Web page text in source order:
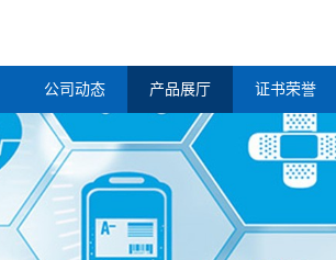
公司动态 产品展厅 证书荣誉